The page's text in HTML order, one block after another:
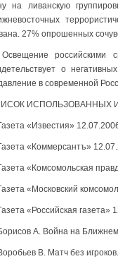
на ливанскую
27% опрошенных
российскими
о
в современной
ИСПОЛЬЗОВАННЫХ
«Известия»
«Коммерсантъ»
«Комсомольская
«Московский
«Российская газета»
А. Война на
В. Матч без